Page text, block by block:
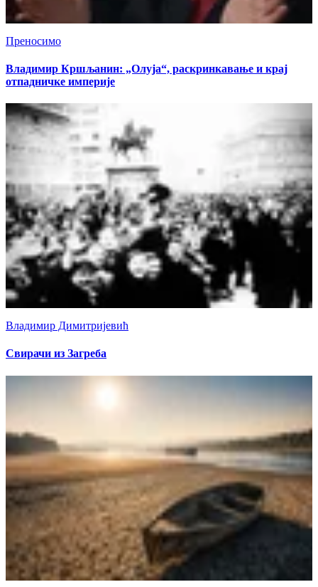
Преносимо
Владимир Кршљанин: „Олуја“, раскринкавање и крај
отпадничке империје
Владимир Димитријевић
Свирачи из Загреба